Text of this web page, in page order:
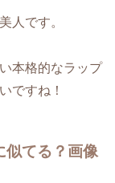
人です。
本格的なラップ
ですね！
似てる？画像